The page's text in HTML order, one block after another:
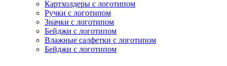
Картхолдеры с логотипом
Ручки с логотипом
Значки с логотипом
Бейджи с логотипом
Влажные салфетки с логотипом
Бейджи с логотипом